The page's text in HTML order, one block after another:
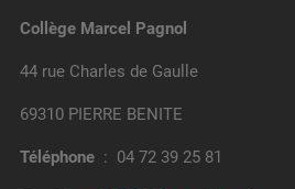
Collège Marcel Pagnol
44 rue Charles de Gaulle
69310 PIERRE BENITE
Téléphone : 04 72 39 25 81